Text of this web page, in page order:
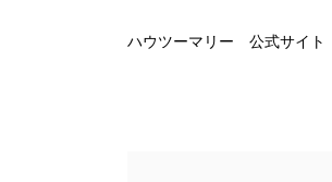
ハウツーマリー 公式サイト